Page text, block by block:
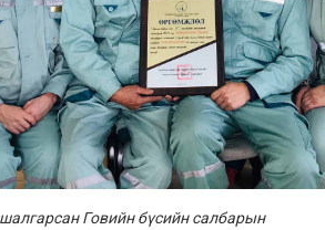
шалгарсан Говийн бүсийн салбарын